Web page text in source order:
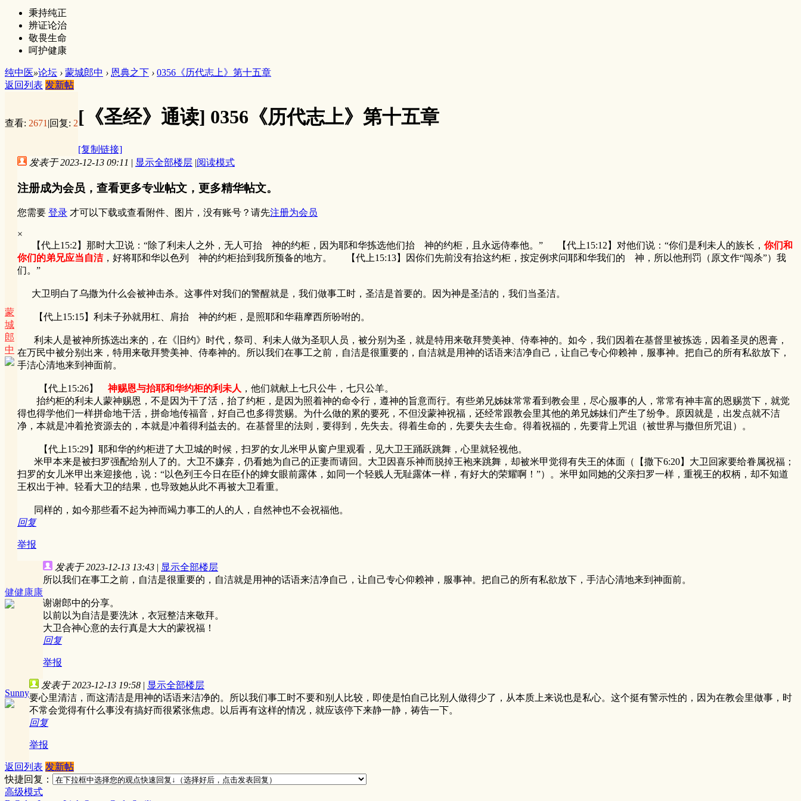
秉持纯正
辨证论治
敬畏生命
呵护健康
纯中医»论坛 › 蒙城郎中 › 恩典之下 › 0356《历代志上》第十五章
返回列表 发新帖
查看: 2671 |回复: 2[《圣经》通读] 0356《历代志上》第十五章
[复制链接]
蒙
城
郎
中
发表于 2023-12-13 09:11 | 显示全部楼层 |阅读模式
注册成为会员，查看更多专业帖文，更多精华帖文。
您需要 登录 才可以下载或查看附件、图片，没有账号？请先注册为会员
×
【代上15:2】那时大卫说：“除了利未人之外，无人可抬 神的约柜，因为耶和华拣选他们抬 神的约柜，且永远侍奉他。” 【代上15:12】对他们说：“你们是利未人的族长， 你们和
你们的弟兄应当自洁，好将耶和华以色列 神的约柜抬到我所预备的地方。 【代上15:13】因你们先前没有抬这约柜，按定例求问耶和华我们的 神，所以他刑罚（原文作“闯杀”）我
们。”
大卫明白了乌撒为什么会被神击杀。这事件对我们的警醒就是，我们做事工时，圣洁是首要的。因为神是圣洁的，我们当圣洁。
【代上15:15】利未子孙就用杠、肩抬 神的约柜，是照耶和华藉摩西所吩咐的。
利未人是被神所拣选出来的，在《旧约》时代，祭司、利未人做为圣职人员，被分别为圣，就是特用来敬拜赞美神、侍奉神的。如今，我们因着在基督里被拣选，因着圣灵的恩膏，
在万民中被分别出来，特用来敬拜赞美神、侍奉神的。所以我们在事工之前，自洁是很重要的，自洁就是用神的话语来洁净自己，让自己专心仰赖神，服事神。把自己的所有私欲放下，
手洁心清地来到神面前。
【代上15:26】 神赐恩与抬耶和华约柜的利未人 ，他们就献上七只公牛，七只公羊。
抬约柜的利未人蒙神赐恩，不是因为干了活，抬了约柜，是因为照着神的命令行，遵神的旨意而行。有些弟兄姊妹常常看到教会里，尽心服事的人，常常有神丰富的恩赐赏下，就觉
得也得学他们一样拼命地干活，拼命地传福音，好自己也多得赏赐。为什么做的累的要死，不但没蒙神祝福，还经常跟教会里其他的弟兄姊妹们产生了纷争。原因就是，出发点就不洁
净，本就是冲着抢资源去的，本就是冲着得利益去的。在基督里的法则，要得到，先失去。得着生命的，先要失去生命。得着祝福的，先要背上咒诅（被世界与撒但所咒诅）。
【代上15:29】耶和华的约柜进了大卫城的时候，扫罗的女儿米甲从窗户里观看，见大卫王踊跃跳舞，心里就轻视他。
米甲本来是被扫罗强配给别人了的。大卫不嫌弃，仍看她为自己的正妻而请回。大卫因喜乐神而脱掉王袍来跳舞，却被米甲觉得有失王的体面（【撒下6:20】大卫回家要给眷属祝福；
扫罗的女儿米甲出来迎接他，说：“以色列王今日在臣仆的婢女眼前露体，如同一个轻贱人无耻露体一样，有好大的荣耀啊！”）。米甲如同她的父亲扫罗一样，重视王的权柄，却不知道
王权出于神。轻看大卫的结果，也导致她从此不再被大卫看重。
同样的，如今那些看不起为神而竭力事工的人的人，自然神也不会祝福他。
回复
举报
健健康康
发表于 2023-12-13 13:43 | 显示全部楼层
所以我们在事工之前，自洁是很重要的，自洁就是用神的话语来洁净自己，让自己专心仰赖神，服事神。把自己的所有私欲放下，手洁心清地来到神面前。
谢谢郎中的分享。
以前以为自洁是要洗沐，衣冠整洁来敬拜。
大卫合神心意的去行真是大大的蒙祝福！
回复
举报
Sunny
发表于 2023-12-13 19:58 | 显示全部楼层
要心里清洁，而这清洁是用神的话语来洁净的。所以我们事工时不要和别人比较，即使是怕自己比别人做得少了，从本质上来说也是私心。这个挺有警示性的，因为在教会里做事，时
不常会觉得有什么事没有搞好而很紧张焦虑。以后再有这样的情况，就应该停下来静一静，祷告一下。
回复
举报
返回列表 发新帖
快捷回复：
高级模式